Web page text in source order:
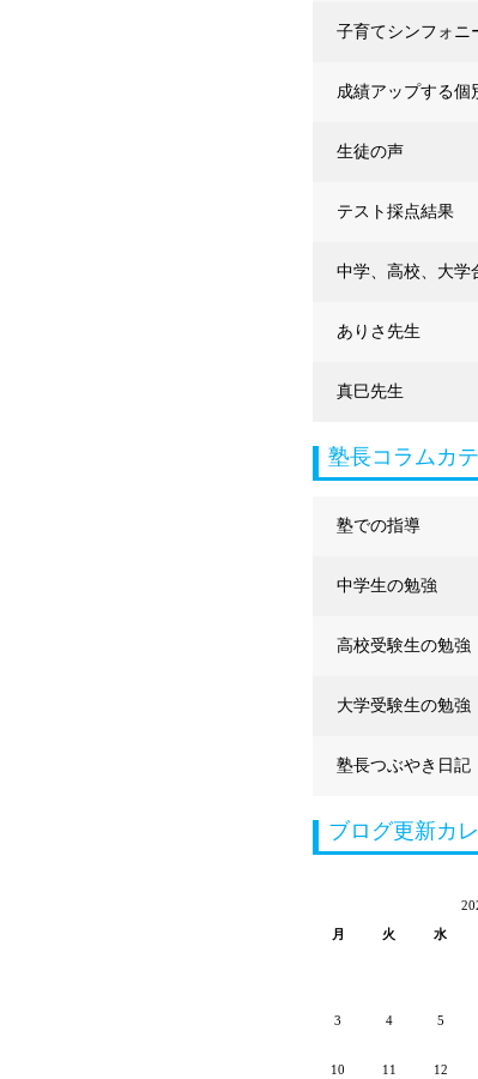
に強くなる
子育てシンフォニ
成績アップする個
生徒の声
テスト採点結果
中学、高校、大学
ありさ先生
真巳先生
塾長コラムカ
塾での指導
中学生の勉強
高校受験生の勉強
大学受験生の勉強
塾長つぶやき日記
ブログ更新カ
月
火 水
3 4 5
10 11 12